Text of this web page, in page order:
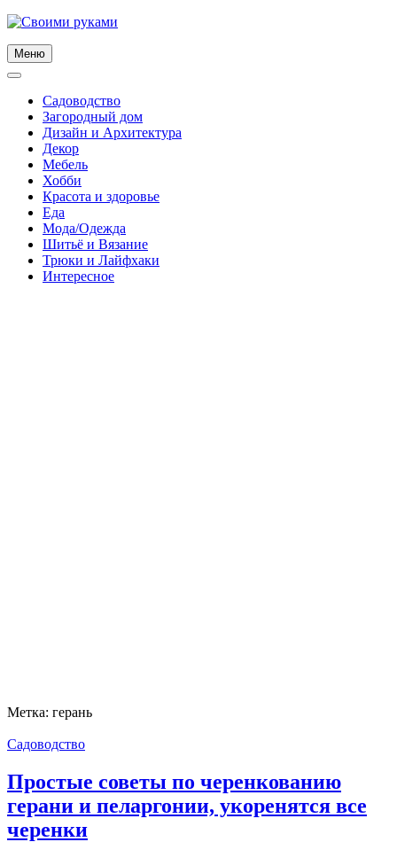
Skip
content
Меню
Садоводство
Загородный дом
Дизайн и Архитектура
Декор
Мебель
Хобби
Красота и здоровье
Еда
Мода/Одежда
Шитьё и Вязание
Трюки и Лайфхаки
Интересное
Метка: герань
Садоводство
Простые советы по черенкованию
герани и пеларгонии, укоренятся все
черенки